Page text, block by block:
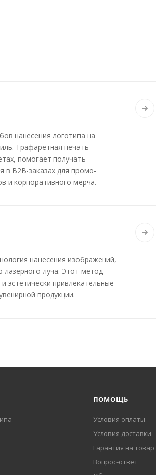
нанесения логотипа на
Трафаретная печать
помогает получать
в B2B-заказах для промо-
и корпоративного мерча.
нанесения изображений,
луча. Этот метод
эстетически привлекательные
продукции.
ПОМОЩЬ
Условия оплаты
Условия доставки
Гарантия на товар
Вопрос-ответ